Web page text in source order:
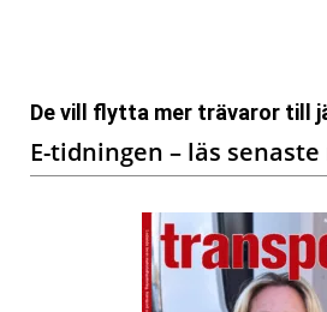
De vill flytta mer trävaror till
E-tidningen – läs